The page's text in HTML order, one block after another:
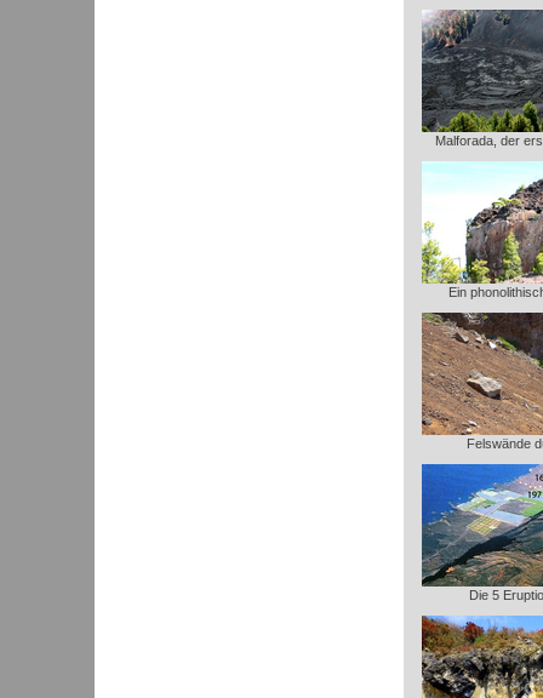
Malforada, der
Ein
Felswände
Die 5